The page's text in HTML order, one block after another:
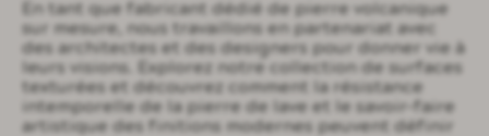
En tant que fabricant dédié de pierre volcanique
sur mesure, nous travaillons en partenariat avec
des architectes et des designers pour donner vie à
leurs visions. Explorez notre collection de surfaces
texturées et découvrez comment la résistance
intemporelle de la pierre de lave et le savoir-faire
artistique des finitions modernes peuvent définir